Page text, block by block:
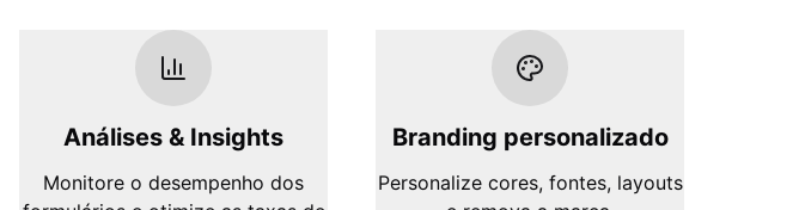
Análises & Insights
Monitore o desempenho dos
Branding personalizado
Personalize cores, fontes, layouts